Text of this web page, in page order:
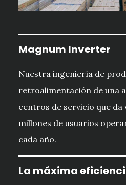
Magnum Inverter
Nuestra ingeniería de
retroalimentación de una
centros de servicio que da
millones de usuarios
cada año.
La máxima